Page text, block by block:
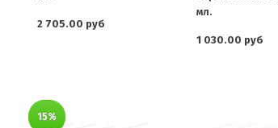
2 705.00 руб
мл.
1 030.00 руб
15%